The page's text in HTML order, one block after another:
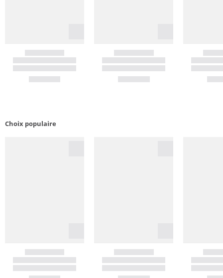
Choix populaire